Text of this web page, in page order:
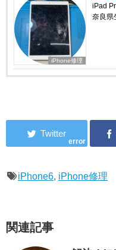
iPhone修理
iPad
奈良県
error
iPhone6, iPhone修理
関連記事